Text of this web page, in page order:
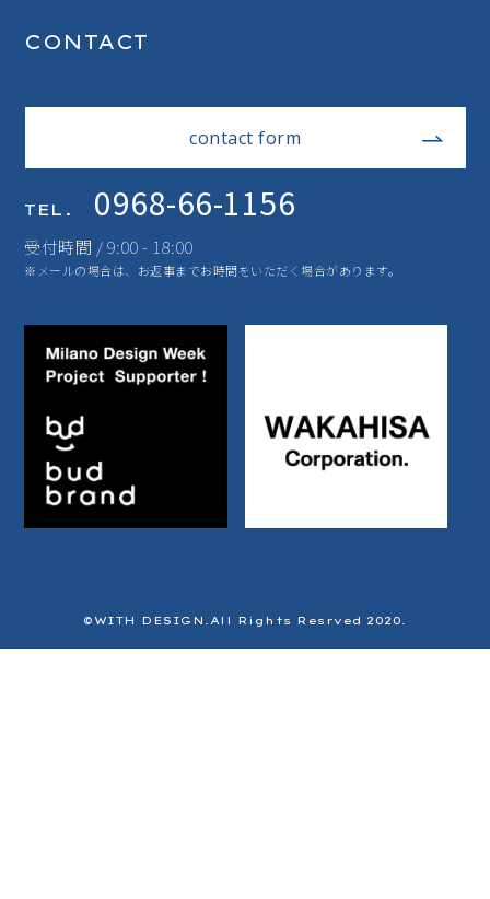
CONTACT
contact form
TEL. 0968-66-1156
受付時間 / 9:00 - 18:00
※メールの場合は、お返事までお時間をいただく場合があります。
©️WITH DESIGN.All Rights Resrved 2020.